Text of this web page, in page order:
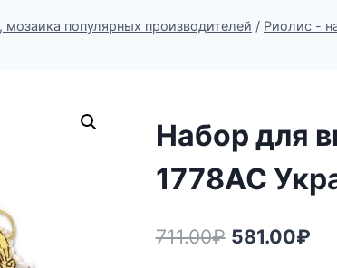
популярных производителей / Риолис -
Набор для
1778АС
711.00₽ 581.00₽